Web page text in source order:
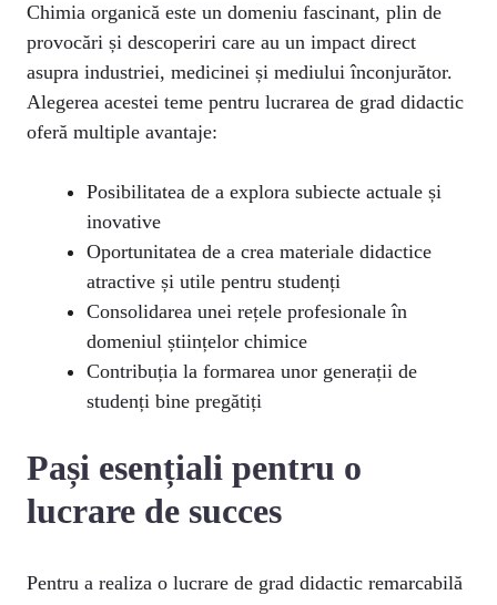
Chimia organică este un domeniu fascinant, plin de
provocări și descoperiri care au un impact direct
asupra industriei, medicinei și mediului înconjurător.
Alegerea acestei teme pentru lucrarea de grad didactic
oferă multiple avantaje:
Posibilitatea de a explora subiecte actuale și
inovative
Oportunitatea de a crea materiale didactice
atractive și utile pentru studenți
Consolidarea unei rețele profesionale în
domeniul științelor chimice
Contribuția la formarea unor generații de
studenți bine pregătiți
Pași esențiali pentru o
lucrare de succes
Pentru a realiza o lucrare de grad didactic remarcabilă